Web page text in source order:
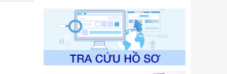
87/2019/TT- BТC ngày 19 tháng 12
năm 2019 của Bộ trưởng Bộ Tài
chính hướng dẫn thực hiện xử phạt
vi phạm hành chính trong lĩnh vực
kho bạc nhà nước
Ngày ban hành: 21/07/2026